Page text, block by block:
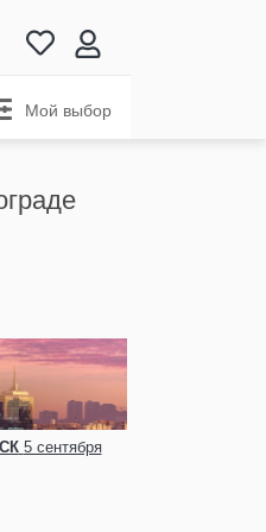
Мой выбор
5 сентября